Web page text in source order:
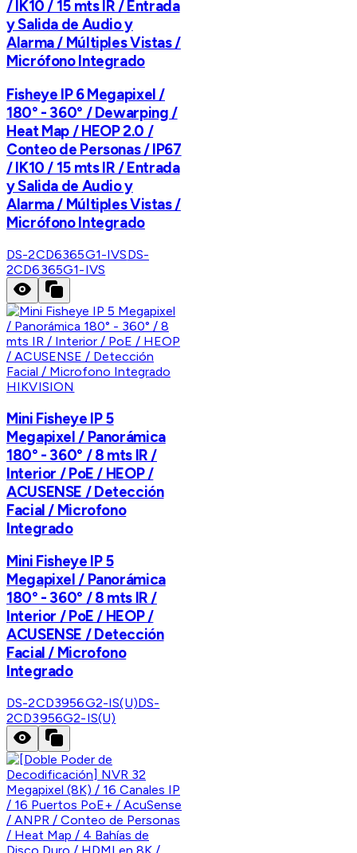
/ IK10 / 15 mts IR / Entrada
y Salida de Audio y
Alarma / Múltiples Vistas /
Micrófono Integrado
Fisheye IP 6 Megapixel /
180° - 360° / Dewarping /
Heat Map / HEOP 2.0 /
Conteo de Personas / IP67
/ IK10 / 15 mts IR / Entrada
y Salida de Audio y
Alarma / Múltiples Vistas /
Micrófono Integrado
DS-2CD6365G1-IVSDS-
2CD6365G1-IVS
HIKVISION
Mini Fisheye IP 5
Megapixel / Panorámica
180° - 360° / 8 mts IR /
Interior / PoE / HEOP /
ACUSENSE / Detección
Facial / Microfono
Integrado
Mini Fisheye IP 5
Megapixel / Panorámica
180° - 360° / 8 mts IR /
Interior / PoE / HEOP /
ACUSENSE / Detección
Facial / Microfono
Integrado
DS-2CD3956G2-IS(U)DS-
2CD3956G2-IS(U)